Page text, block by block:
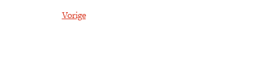
Vorige